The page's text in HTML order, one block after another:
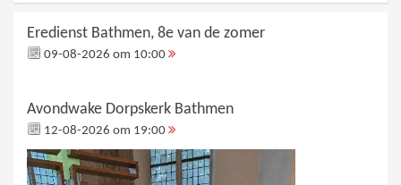
Eredienst Bathmen, 8e van de zomer
09-08-2026 om 10:00
Avondwake Dorpskerk Bathmen
12-08-2026 om 19:00